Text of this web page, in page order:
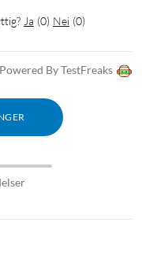
Ja (0) Nei (0)
Powered By TestFreaks